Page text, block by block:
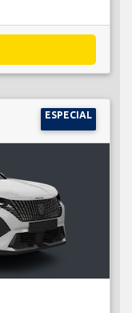
ESPECIAL